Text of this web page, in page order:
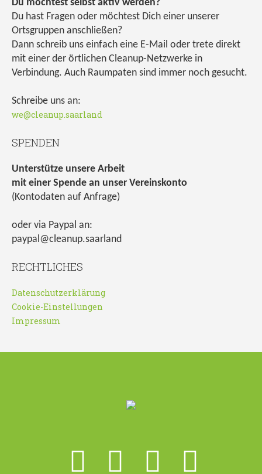
Du möchtest selbst aktiv werden?
Du hast Fragen oder möchtest Dich einer unserer
Ortsgruppen anschließen?
Dann schreib uns einfach eine E-Mail oder trete direkt
mit einer der örtlichen Cleanup-Netzwerke in
Verbindung. Auch Raumpaten sind immer noch gesucht.
Schreibe uns an:
we@cleanup.saarland
SPENDEN
Unterstütze unsere Arbeit
mit einer Spende an unser Vereinskonto
(Kontodaten auf Anfrage)
oder via Paypal an:
paypal@cleanup.saarland
RECHTLICHES
Datenschutzerklärung
Cookie-Einstellungen
Impressum